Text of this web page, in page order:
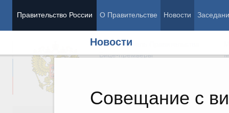
Правительство России О Правительстве Новости
Новости
Совещание с
Председатель Правительства
Вице-премьеры